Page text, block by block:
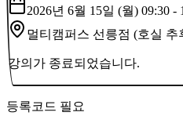
2026년 6월 15일 (월) 09:30 -
멀티캠퍼스 선릉점 (호실 추
강의가 종료되었습니다.
등록코드 필요